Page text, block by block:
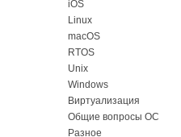
iOS
Linux
macOS
RTOS
Unix
Windows
Виртуализация
Общие вопросы ОС
Разное